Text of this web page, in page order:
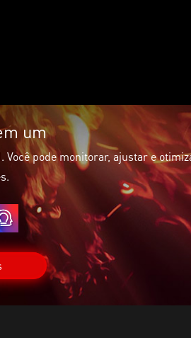
um
pode monitorar, ajustar e